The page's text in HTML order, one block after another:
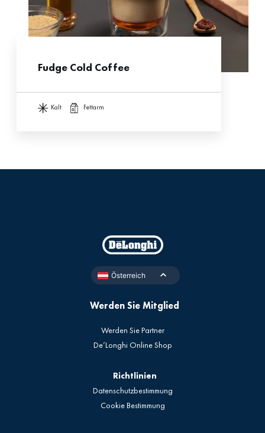
Fudge Cold Coffee
kalt fettarm
Österreich
Werden Sie Mitglied
Werden Sie Partner
De’Longhi Online Shop
Richtlinien
Datenschutzbestimmung
Cookie Bestimmung